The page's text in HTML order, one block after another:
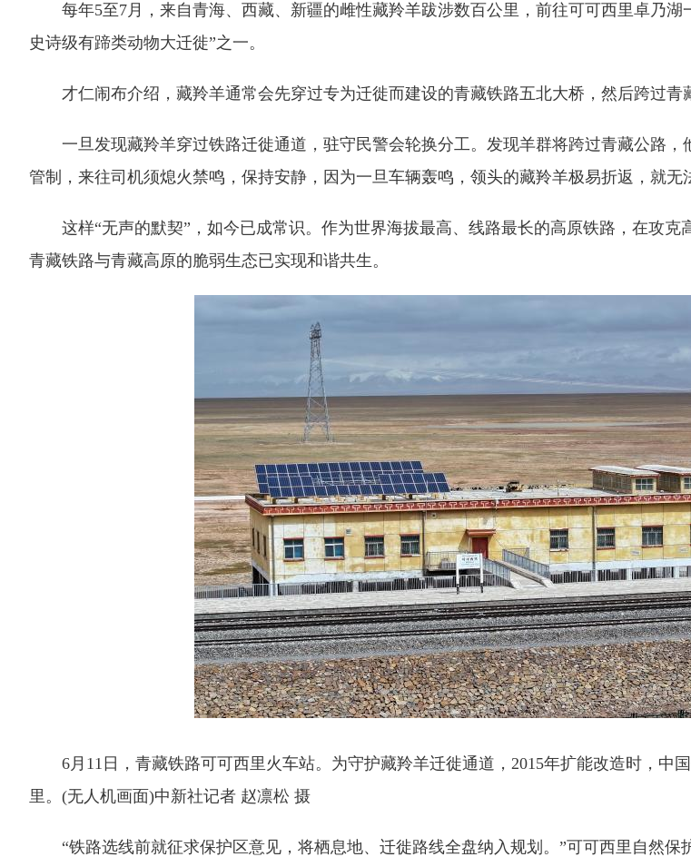
每年5至7月，来自青海、西藏、新疆的雌性藏羚羊跋涉数百公里，前往可可西里卓乃湖
史诗级有蹄类动物大迁徙”之一。
才仁闹布介绍，藏羚羊通常会先穿过专为迁徙而建设的青藏铁路五北大桥，然后跨过青
一旦发现藏羚羊穿过铁路迁徙通道，驻守民警会轮换分工。发现羊群将跨过青藏公路，
管制，来往司机须熄火禁鸣，保持安静，因为一旦车辆轰鸣，领头的藏羚羊极易折返，就无
这样“无声的默契”，如今已成常识。作为世界海拔最高、线路最长的高原铁路，在攻克
青藏铁路与青藏高原的脆弱生态已实现和谐共生。
6月11日，青藏铁路可可西里火车站。为守护藏羚羊迁徙通道，2015年扩能改造时，中
里。(无人机画面)中新社记者 赵凛松 摄
“铁路选线前就征求保护区意见，将栖息地、迁徙路线全盘纳入规划。”可可西里自然保